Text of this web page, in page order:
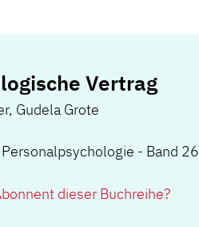
Vertrag
, Gudela Grote
- Band 26
dieser Buchreihe?